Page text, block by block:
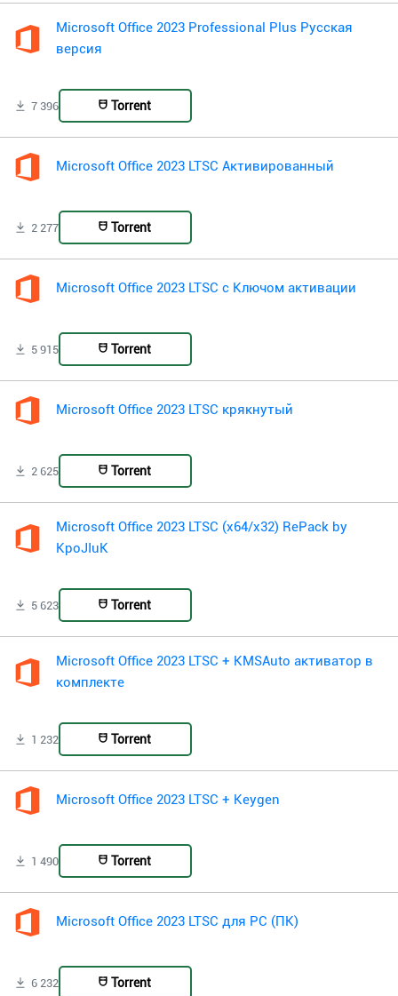
Microsoft Office 2023 Professional Plus Русская
версия
7 396 Torrent
Microsoft Office 2023 LTSC Активированный
2 277 Torrent
Microsoft Office 2023 LTSC с Ключом активации
5 915 Torrent
Microsoft Office 2023 LTSC крякнутый
2 625 Torrent
Microsoft Office 2023 LTSC (x64/x32) RePack by
KpoJIuK
5 623 Torrent
Microsoft Office 2023 LTSC + KMSAuto активатор в
комплекте
1 232 Torrent
Microsoft Office 2023 LTSC + Keygen
1 490 Torrent
Microsoft Office 2023 LTSC для PC (ПК)
6 232 Torrent